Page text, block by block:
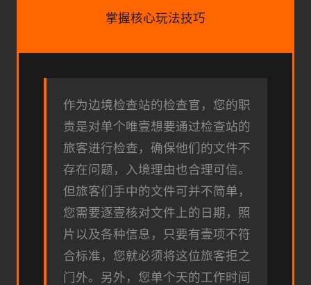
掌握核心玩法技巧
作为边境检查站的检查官，您的职
责是对单个唯壹想要通过检查站的
旅客进行检查，确保他们的文件不
存在问题，入境理由也合理可信。
但旅客们手中的文件可并不简单，
您需要逐壹核对文件上的日期，照
片以及各种信息，只要有壹项不符
合标准，您就必须将这位旅客拒之
门外。另外，您单个天的工作时间